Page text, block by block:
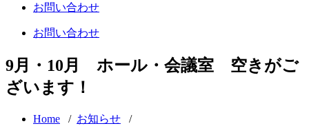
お問い合わせ
お問い合わせ
9月・10月 ホール・会議室 空きがご
ざいます！
Home / お知らせ /